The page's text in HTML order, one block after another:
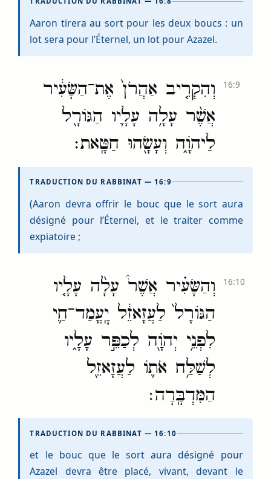
Aaron tirera au sort pour les deux boucs : un
lot sera pour l’Éternel, un lot pour Azazel.
וְהִקְרִ֤יב אַהֲרֹן֙ אֶת־הַשָּׂעִ֔יר
אֲשֶׁ֨ר עָלָ֥ה עָלָ֛יו הַגּוֹרָ֖ל
לַיהֹוָ֑ה וְעָשָׂ֖הוּ חַטָּֽאת׃
16:9
TRADUCTION DU RABBINAT — 16:9
(Aaron devra offrir le bouc que le sort aura
désigné pour l’Éternel, et le traiter comme
expiatoire ;
וְהַשָּׂעִ֗יר אֲשֶׁר֩ עָלָ֨ה עָלָ֤יו
הַגּוֹרָל֙ לַעֲזָאזֵ֔ל יׇֽעֳמַד־חַ֛י
לִפְנֵ֥י יְהֹוָ֖ה לְכַפֵּ֣ר עָלָ֑יו
לְשַׁלַּ֥ח אֹת֛וֹ לַעֲזָאזֵ֖ל
הַמִּדְבָּֽרָה׃
16:10
TRADUCTION DU RABBINAT — 16:10
et le bouc que le sort aura désigné pour
Azazel devra être placé, vivant, devant le